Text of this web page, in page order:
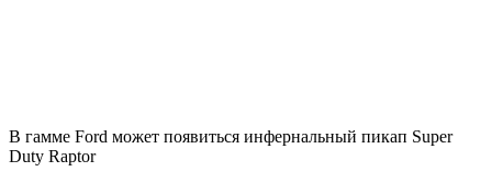
В гамме Ford может появиться инфернальный пикап Super
Duty Raptor